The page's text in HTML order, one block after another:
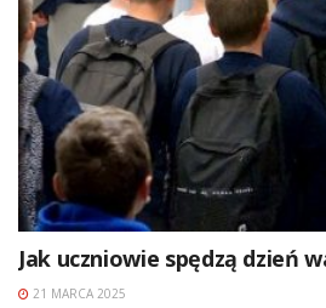
Jak uczniowie spędzą dzień
21 MARCA 2025